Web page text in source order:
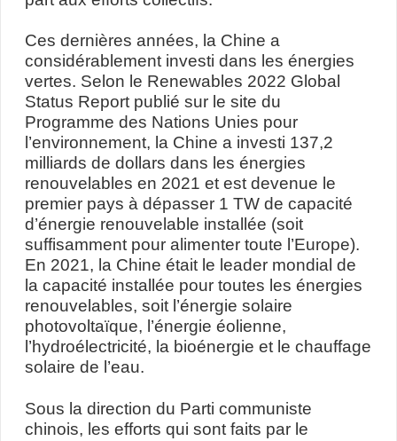
Ces dernières années, la Chine a
considérablement investi dans les énergies
vertes. Selon le Renewables 2022 Global
Status Report publié sur le site du
Programme des Nations Unies pour
l’environnement, la Chine a investi 137,2
milliards de dollars dans les énergies
renouvelables en 2021 et est devenue le
premier pays à dépasser 1 TW de capacité
d’énergie renouvelable installée (soit
suffisamment pour alimenter toute l’Europe).
En 2021, la Chine était le leader mondial de
la capacité installée pour toutes les énergies
renouvelables, soit l’énergie solaire
photovoltaïque, l’énergie éolienne,
l’hydroélectricité, la bioénergie et le chauffage
solaire de l’eau.
Sous la direction du Parti communiste
chinois, les efforts qui sont faits par le